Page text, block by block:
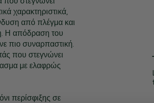
χαρακτηριστικά,
από πλέγμα και
Η απόδραση του
πιο συναρπαστική.
που στεγνώνει
με ελαφρώς
περίσφιξης σε